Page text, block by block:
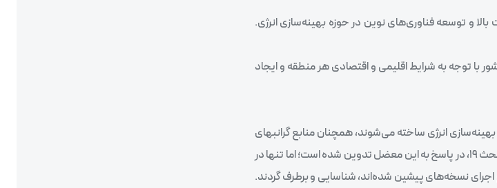
و توسعه فناوری‌های نوین در حوزه بهینه‌سازی انرژی.
با توجه به شرایط اقلیمی و اقتصادی هر منطقه و ایجاد
انرژی ساخته می‌شوند، همچنان منابع گرانبهای
انرژی را به هدر می‌دهند و مشکلات اقتصادی و زیست‌محیطی را تشدید می‌کنند. ویرایش پنجم مبحث ۱۹، در پاسخ به این معضل تدوین شده است؛ اما تنها در
اجرای نسخه‌های پیشین شده‌اند، شناسایی و برطرف گردند.